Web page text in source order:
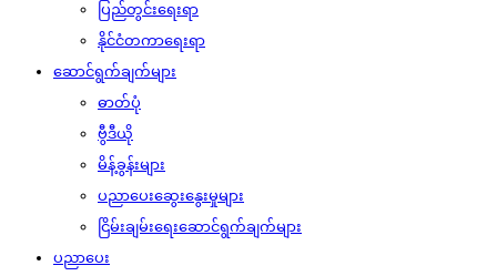
ပြည်တွင်းရေးရာ
နိုင်ငံတကာရေးရာ
ဆောင်ရွက်ချက်များ
ဓာတ်ပုံ
ဗွီဒီယို
မိန့်ခွန်းများ
ပညာပေးဆွေးနွေးမှုများ
ငြိမ်းချမ်းရေးဆောင်ရွက်ချက်များ
ပညာပေး